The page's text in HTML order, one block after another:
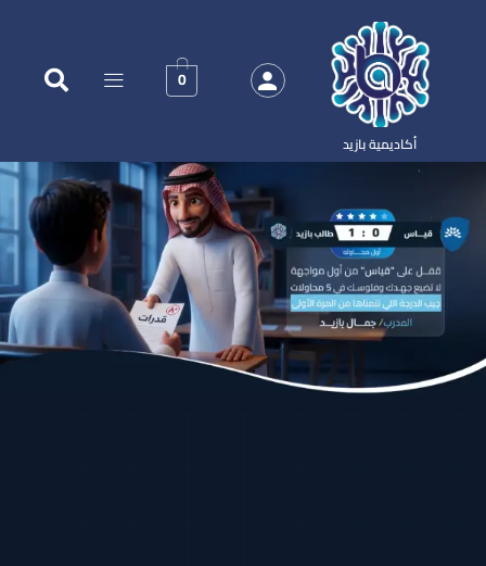
أكاديمية بازيد
0